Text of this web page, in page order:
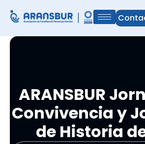
ARANSBUR
Convivencia y
de Historia